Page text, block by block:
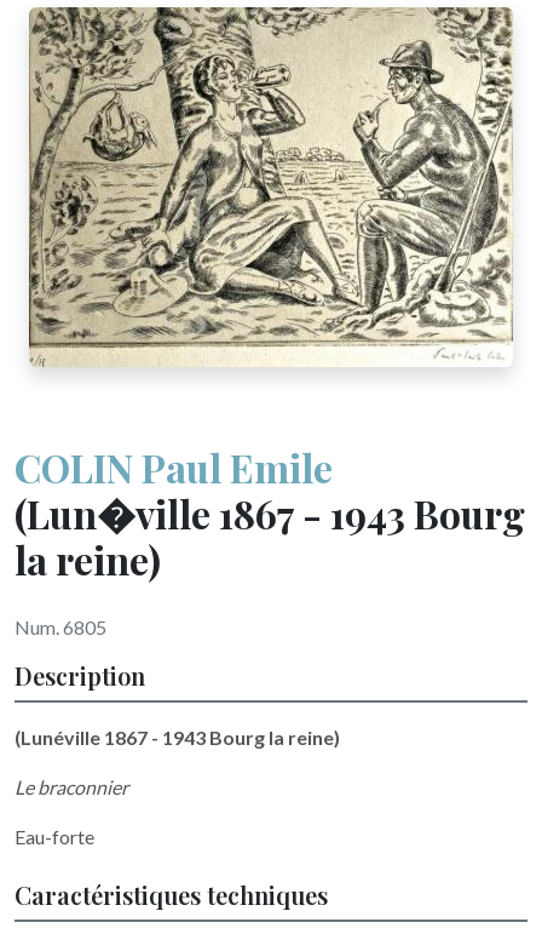
COLIN Paul Emile
(Lun�ville 1867 - 1943 Bourg
la reine)
Num. 6805
Description
(Lunéville 1867 - 1943 Bourg la reine)
Le braconnier
Eau-forte
Caractéristiques techniques